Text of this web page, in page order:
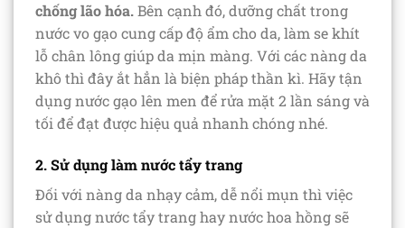
chống lão hóa.Bên cạnh đó, dưỡng chất trong
nước vo gạo cung cấp độ ẩm cho da, làm se khít
lỗ chân lông giúp da mịn màng. Với các nàng da
khô thì đây ắt hẳn là biện pháp thần kì. Hãy tận
dụng nước gạo lên men để rửa mặt 2 lần sáng và
tối để đạt được hiệu quả nhanh chóng nhé.
2. Sử dụng làm nước tẩy trang
Đối với nàng da nhạy cảm, dễ nổi mụn thì việc
sử dụng nước tẩy trang hay nước hoa hồng sẽ